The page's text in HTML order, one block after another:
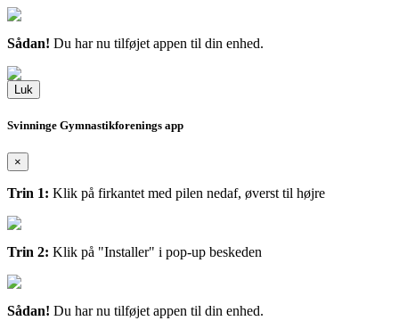
Sådan! Du har nu tilføjet appen til din enhed.
Luk
Svinninge Gymnastikforenings app
×
Trin 1: Klik på firkantet med pilen nedaf, øverst til højre
Trin 2: Klik på "Installer" i pop-up beskeden
Sådan! Du har nu tilføjet appen til din enhed.